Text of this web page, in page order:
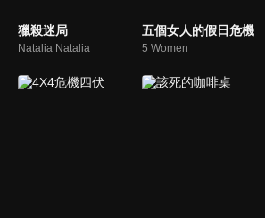
獵殺迷局
Natalia Natalia
五個女人的假日危機
5 Women